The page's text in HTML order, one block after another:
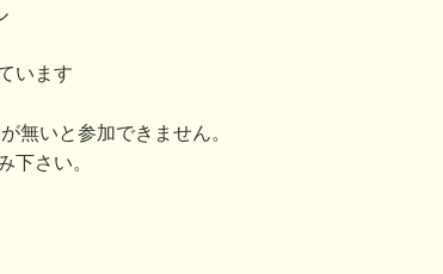
います
無いと参加できません。
下さい。